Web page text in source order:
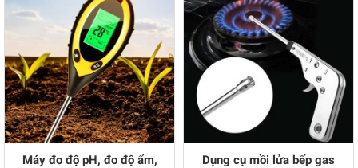
Máy đo độ pH, đo độ ẩm,
Dụng cụ mồi lửa bếp gas